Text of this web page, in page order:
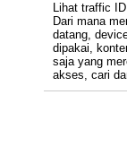
Lihat traffic
Dari mana
datang,
dipakai,
saja yang
akses, cari